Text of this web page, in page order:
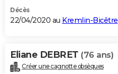
Décès
22/04/2020 au Kremlin-Bicêtre
Eliane DEBRET (76 ans)
Créer une cagnotte obsèques